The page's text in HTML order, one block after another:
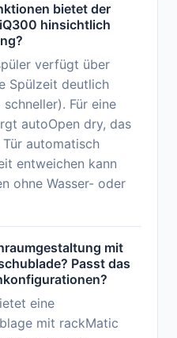
bietet der
hinsichtlich
verfügt über
Spülzeit deutlich
Für eine
autoOpen dry, das
automatisch
entweichen kann
ohne Wasser- oder
mit
Passt das
eine
mit rackMatic